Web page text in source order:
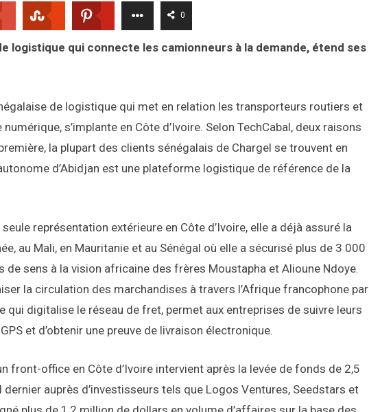
0
logistique qui connecte les camionneurs à la demande, étend ses
de logistique qui met en relation les transporteurs routiers et
s’implante en Côte d’Ivoire. Selon TechCabal, deux raisons
la plupart des clients sénégalais de Chargel se trouvent en
d’Abidjan est une plateforme logistique de référence de la
seule représentation extérieure en Côte d’Ivoire, elle a déjà assuré la
au Mali, en Mauritanie et au Sénégal où elle a sécurisé plus de 3 000
de sens à la vision africaine des frères Moustapha et Alioune Ndoye.
la circulation des marchandises à travers l’Afrique francophone par
qui digitalise le réseau de fret, permet aux entreprises de suivre leurs
et d’obtenir une preuve de livraison électronique.
front-office en Côte d’Ivoire intervient après la levée de fonds de 2,5
auprès d’investisseurs tels que Logos Ventures, Seedstars et